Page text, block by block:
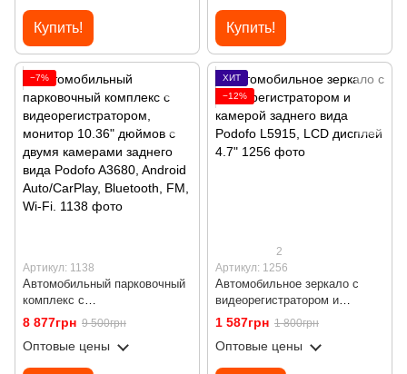
Bluetooth, FM
Купить!
камер заднего вида,
Bluetooth, FM, AUX
Купить!
−7%
Артикул: 1138
Автомобильный парковочный
комплекс с
видеорегистратором, монитор
10.36" дюймов с двумя
камерами заднего вида
Podofo A3680, Android
8 877грн 9 500грн
Оптовые цены
ХИТ
−12%
2
Артикул: 1256
Автомобильное зеркало с
видеорегистратором и
камерой заднего вида Podofo
L5915, LCD дисплей 4.7"
1 587грн 1 800грн
Оптовые цены